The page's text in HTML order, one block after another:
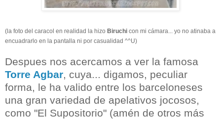
(la foto del caracol en realidad la hizo Biruchi con mi cámara... yo no atinaba a
encuadrarlo en la pantalla ni por casualidad ^^U)
Despues nos acercamos a ver la famosa
Torre Agbar, cuya... digamos, peculiar
forma, le ha valido entre los barceloneses
una gran variedad de apelativos jocosos,
como "El Supositorio" (amén de otros más